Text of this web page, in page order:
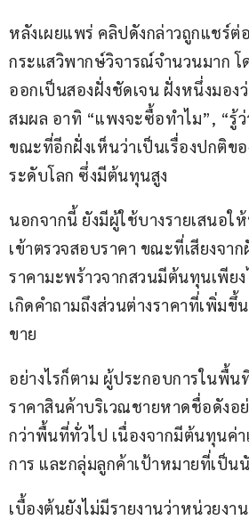
หลังเผยแพร่ คลิปดังกล่าวถูกแชร์ต่
กระแสวิพากษ์วิจารณ์จำนวนมาก
ออกเป็นสองฝั่งชัดเจน ฝั่งหนึ่งมอง
สมผล อาทิ “แพงจะซื้อทำไม”, “รู้
ขณะที่อีกฝั่งเห็นว่าเป็นเรื่องปกติข
ระดับโลก ซึ่งมีต้นทุนสูง
นอกจากนี้ ยังมีผู้ใช้บางรายเสนอใ
เข้าตรวจสอบราคา ขณะที่เสียงจาก
ราคามะพร้าวจากสวนมีต้นทุนเพีย
เกิดคำถามถึงส่วนต่างราคาที่เพิ่มขึ้
ขาย
อย่างไรก็ตาม ผู้ประกอบการในพื้น
ราคาสินค้าบริเวณชายหาดชื่อดังอ
กว่าพื้นที่ทั่วไป เนื่องจากมีต้นทุนค่า
การ และกลุ่มลูกค้าเป้าหมายที่เป็น
เบื้องต้นยังไม่มีรายงานว่าหน่วยงา